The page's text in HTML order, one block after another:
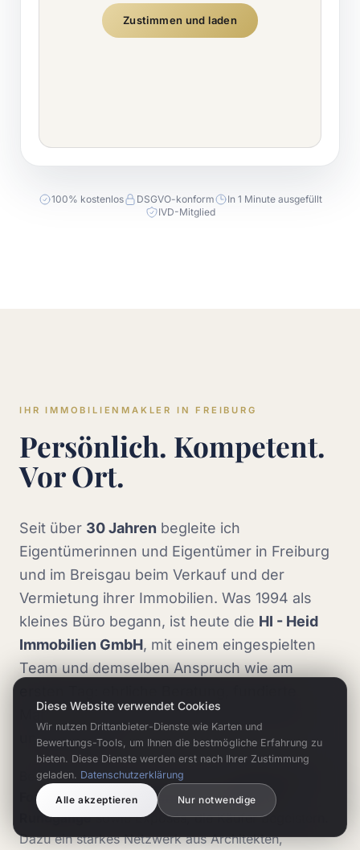
Zustimmen und laden
100% kostenlos DSGVO-konform
In 1 Minute ausgefüllt
IVD-Mitglied
IHR IMMOBILIENMAKLER IN FREIBURG
Persönlich. Kompetent.
Vor Ort.
Seit über 30 Jahren begleite ich
Eigentümerinnen und Eigentümer in Freiburg
und im Breisgau beim Verkauf und der
Vermietung ihrer Immobilien. Was 1994 als
kleines Büro begann, ist heute die HI - Heid
Immobilien GmbH, mit einem eingespielten
Team und demselben Anspruch wie am
Marktkenntnis und echte Leidenschaft für
unsere Region.
Bei jeder Immobilie setzen wir auf
Fotografie, Drohnenaufnahmen und 360°-
Rundgängesowie Exposés, die Käufer begeistern.
Dazu ein starkes Netzwerk aus Architekten,
Diese Website verwendet Cookies
Wir nutzen Drittanbieter-Dienste wie Karten und
Bewertungs-Tools, um Ihnen die bestmögliche Erfahrung zu
bieten. Diese Dienste werden erst nach Ihrer Zustimmung
geladen. Datenschutzerklärung
Alle akzeptieren Nur notwendige